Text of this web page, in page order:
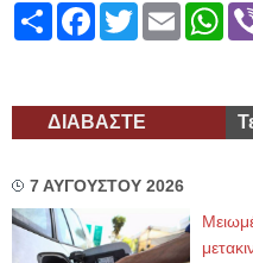
ShareFacebook
TwitterEmail
ΔΙΑΒΑΣΤΕ
7 ΑΥΓΟΥΣΤΟΥ 2026